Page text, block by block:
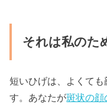
それは私のた
短いひげは、よくて
す。あなたが斑状の顔